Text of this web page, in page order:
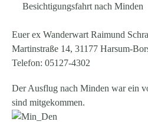
Besichtigungsfahrt nach Minden
Euer ex Wanderwart Raimund
Martinstraße 14, 31177 Harsum-
Telefon: 05127-4302
Der Ausflug nach Minden war ein
sind mitgekommen.